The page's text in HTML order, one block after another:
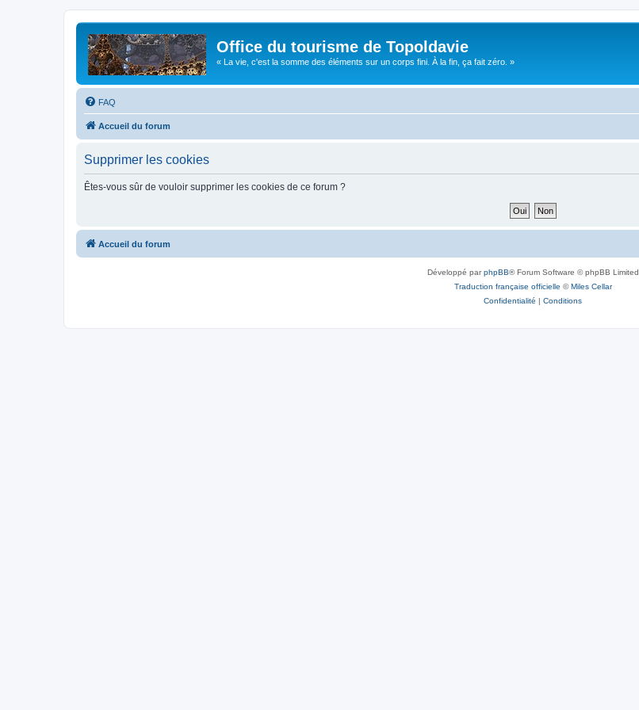
Office du tourisme de Topoldavie
« La vie, c'est la somme des éléments sur un corps fini. À la fin, ça fait zéro. »
FAQ
Accueil du forum
Supprimer les cookies
Êtes-vous sûr de vouloir supprimer les cookies de ce forum ?
Accueil du forum
Développé parphpBB® Forum Software © phpBB Limited
Traduction française officielle ©Miles Cellar
Confidentialité | Conditions